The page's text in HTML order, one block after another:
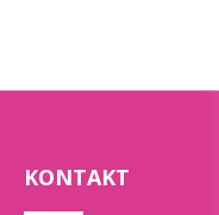
KONTAKT